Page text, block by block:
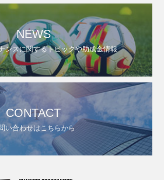
NEWS
ンスに関するトピックや助成金情報
CONTACT
い合わせはこちらから